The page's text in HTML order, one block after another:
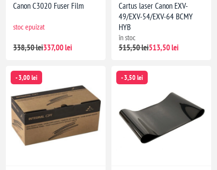
Canon C3020 Fuser Film
stoc epuizat
338,50 lei337,00 lei
Cartus laser Canon EXV-
49/EXV-54/EXV-64 BCMY
HYB
în stoc
515,50 lei513,50 lei
- 3,00 lei - 3,50 lei